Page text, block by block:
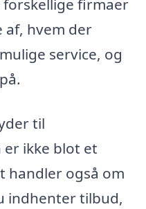
firmaer
af, hvem der
service, og
til
ikke blot et
handler også om
indhenter tilbud,